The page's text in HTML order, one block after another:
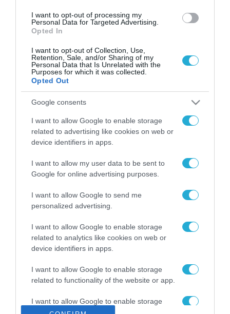
I want to opt-out of processing my
Personal Data for Targeted Advertising.
Opted In
I want to opt-out of Collection, Use,
Retention, Sale, and/or Sharing of my
Personal Data that Is Unrelated with the
Purposes for which it was collected.
Opted Out
Google consents
I want to allow Google to enable storage
related to advertising like cookies on web or
device identifiers in apps.
I want to allow my user data to be sent to
Google for online advertising purposes.
I want to allow Google to send me
personalized advertising.
I want to allow Google to enable storage
related to analytics like cookies on web or
device identifiers in apps.
I want to allow Google to enable storage
related to functionality of the website or app.
I want to allow Google to enable storage
related to personalization.
ΡΟΗ ΕΙΔΗΣΕΩΝ
Το χρηματοδοτούμενο
από την ΕΕ έργο “The
Gaming Police”
ενισχύει την ασφάλεια
των παιδιών στο
διαδίκτυο
31.07.2026
ΑΑΔΕ: Διευκρινίσεις
για τα πρόστιμα σε
αφορούν τους ΦΗΜ
Σ. Καλαφάτης: «Η
Τεχνητή Νοημοσύνη
δεν είναι απλώς μια
μια νέα βιομηχανική
επανάσταση»
Νέος οδηγός του ΕΚΤ
των ελληνικών